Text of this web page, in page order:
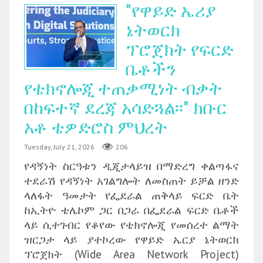
"የዋይድ ኤሪያ
ኔትወርክ
ፕሮጀክት የፍርድ
ቤቶችን
የቴክኖሎጂ ተጠቃሚነት ብቃት
በከፍተኛ ደረጃ አሳድጓል፡፡" ክቡር
አቶ ቴዎድሮስ ምህረት
Tuesday, July 21, 2026 206
የዳኝነት ስርዓቱን ዲጂታላይዝ በማድረግ ቀልጣፋና
ተደራሽ የዳኝነት አገልግሎት ለመስጠት ይቻል ዘንድ
ላለፋት ዓመታት የፌደራል ጠቅላይ ፍርድ ቤት
ከኢትዮ ቴሌኮም ጋር በጋራ በፌደራል ፍርድ ቤቶች
ላይ ሲተገብር የቆየው የቴክኖሎጂ የመሰረተ ልማት
ዝርጋታ ላይ ያተኮረው የዋይድ ኤርያ ኔትወርክ
ፕሮጀክት (Wide Area Network Project)